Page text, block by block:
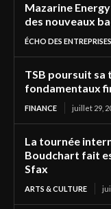
Mazarine
des nouveaux
ÉCHO DES ENTREPRISES
TSB poursuit
fondamentaux
FINANCE juillet 29,
La tournée
Boudchart fait
Sfax
ARTS & CULTURE